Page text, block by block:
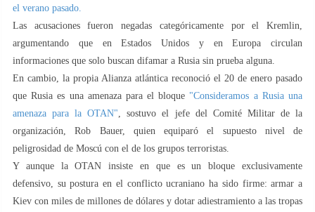
el verano pasado.
Las acusaciones fueron negadas categóricamente por el Kremlin,
argumentando que en Estados Unidos y en Europa circulan
informaciones que solo buscan difamar a Rusia sin prueba alguna.
En cambio, la propia Alianza atlántica reconoció el 20 de enero pasado
que Rusia es una amenaza para el bloque "Consideramos a Rusia una
amenaza para la OTAN" , sostuvo el jefe del Comité Militar de la
organización, Rob Bauer, quien equiparó el supuesto nivel de
peligrosidad de Moscú con el de los grupos terroristas.
Y aunque la OTAN insiste en que es un bloque exclusivamente
defensivo, su postura en el conflicto ucraniano ha sido firme: armar a
Kiev con miles de millones de dólares y dotar adiestramiento a las tropas